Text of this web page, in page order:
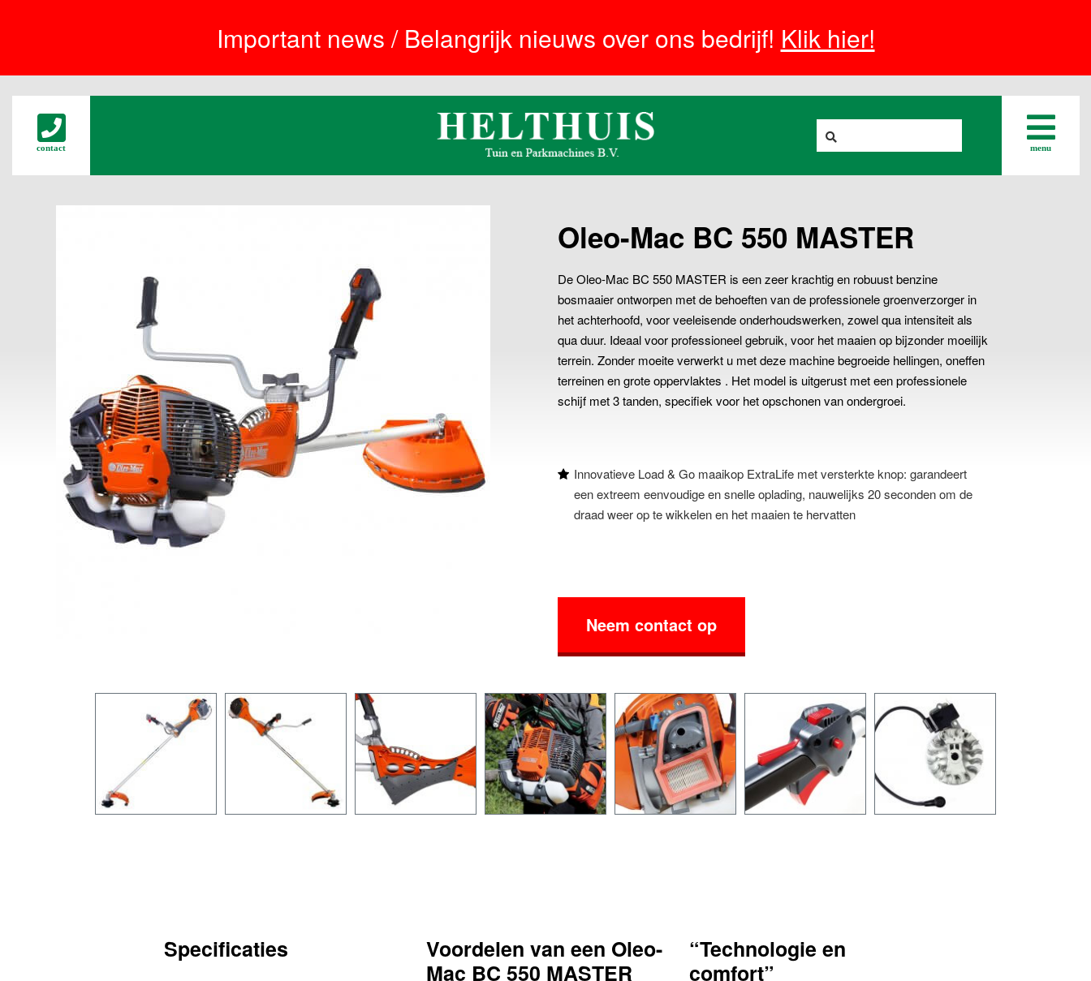
Important news / Belangrijk nieuws over ons bedrijf! Klik hier!
contact menu
Oleo-Mac BC 550 MASTER
De Oleo-Mac BC 550 MASTER is een zeer krachtig en robuust benzine
bosmaaier ontworpen met de behoeften van de professionele groenverzorger in
het achterhoofd, voor veeleisende onderhoudswerken, zowel qua intensiteit als
qua duur. Ideaal voor professioneel gebruik, voor het maaien op bijzonder moeilijk
terrein. Zonder moeite verwerkt u met deze machine begroeide hellingen, oneffen
terreinen en grote oppervlaktes . Het model is uitgerust met een professionele
schijf met 3 tanden, specifiek voor het opschonen van ondergroei.
Innovatieve Load & Go maaikop ExtraLife met versterkte knop: garandeert
een extreem eenvoudige en snelle oplading, nauwelijks 20 seconden om de
draad weer op te wikkelen en het maaien te hervatten
Neem contact op
Specificaties
Voordelen van een Oleo-
Mac BC 550 MASTER
“Technologie en
comfort”